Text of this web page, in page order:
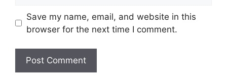
Save my name, email, and website in this
browser for the next time I comment.